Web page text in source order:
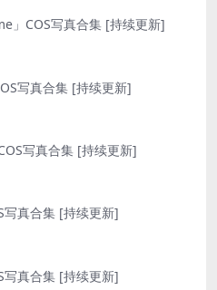
」COS写真合集 [持续更新]
写真合集 [持续更新]
写真合集 [持续更新]
写真合集 [持续更新]
写真合集 [持续更新]